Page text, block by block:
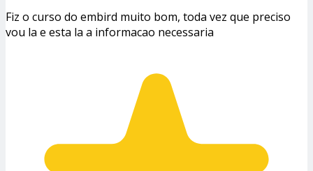
Fiz o curso do embird muito bom, toda vez que preciso
vou la e esta la a informacao necessaria